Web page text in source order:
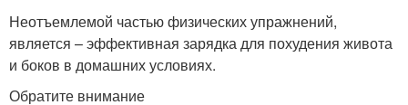
Неотъемлемой частью физических упражнений,
является – эффективная зарядка для похудения живота
и боков в домашних условиях.
Обратите внимание